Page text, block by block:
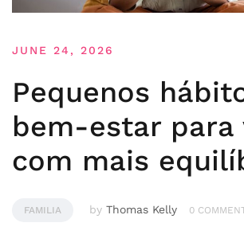
JUNE 24, 2026
Pequenos
bem-estar para
com mais
FAMILIA by Thomas Kelly 0